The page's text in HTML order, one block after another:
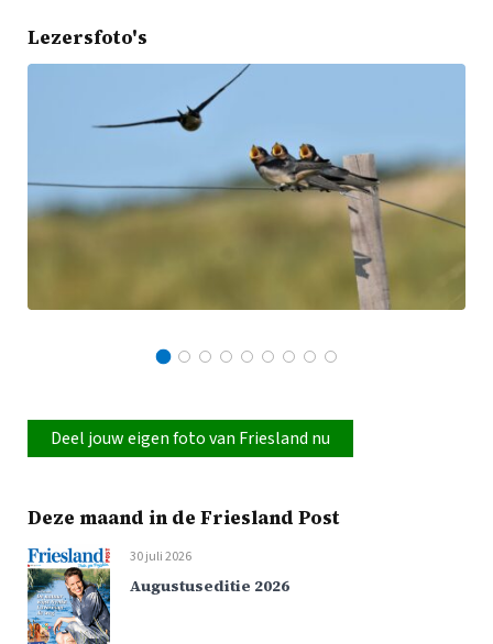
Lezersfoto's
Deel jouw eigen foto van Friesland nu
Deze maand in de Friesland Post
30 juli 2026
Augustuseditie 2026